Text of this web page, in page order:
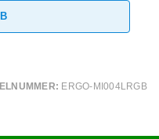
ERGO-MI004LRGB